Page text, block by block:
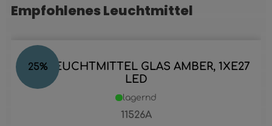
Produktgalerie überspringen
Empfohlenes Leuchtmittel
25%
LED LEUCHTMITTEL GLAS AMBER, 1XE27
LED
11526A
lagernd